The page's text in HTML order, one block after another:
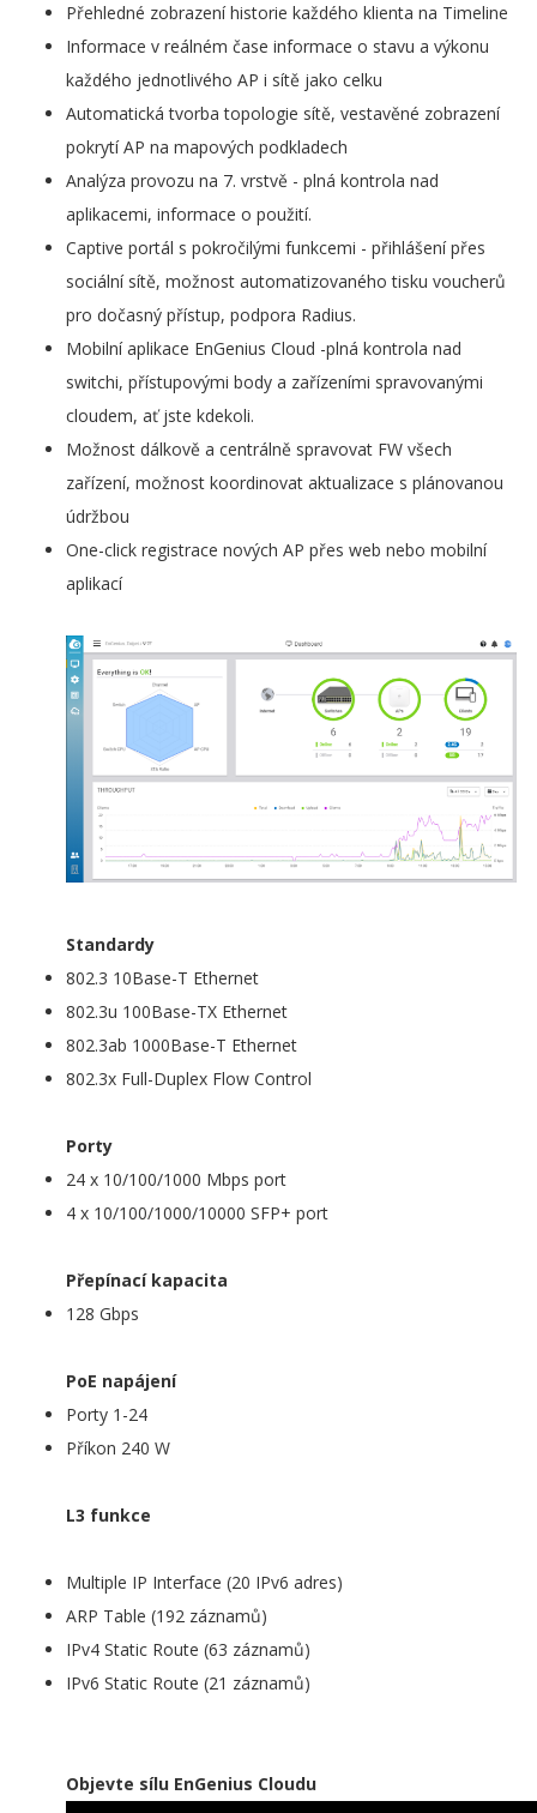
Přehledné zobrazení historie každého klienta na Timeline
Informace v reálném čase informace o stavu a výkonu
každého jednotlivého AP i sítě jako celku
Automatická tvorba topologie sítě, vestavěné zobrazení
pokrytí AP na mapových podkladech
Analýza provozu na 7. vrstvě - plná kontrola nad
aplikacemi, informace o použití.
Captive portál s pokročilými funkcemi - přihlášení přes
sociální sítě, možnost automatizovaného tisku voucherů
pro dočasný přístup, podpora Radius.
Mobilní aplikace EnGenius Cloud -plná kontrola nad
switchi, přístupovými body a zařízeními spravovanými
cloudem, ať jste kdekoli.
Možnost dálkově a centrálně spravovat FW všech
zařízení, možnost koordinovat aktualizace s plánovanou
údržbou
One-click registrace nových AP přes web nebo mobilní
aplikací
Standardy
802.3 10Base-T Ethernet
802.3u 100Base-TX Ethernet
802.3ab 1000Base-T Ethernet
802.3x Full-Duplex Flow Control
Porty
24 x 10/100/1000 Mbps port
4 x 10/100/1000/10000 SFP+ port
Přepínací kapacita
128 Gbps
PoE napájení
Porty 1-24
Příkon 240 W
L3 funkce
Multiple IP Interface (20 IPv6 adres)
ARP Table (192 záznamů)
IPv4 Static Route (63 záznamů)
IPv6 Static Route (21 záznamů)
Objevte sílu EnGenius Cloudu